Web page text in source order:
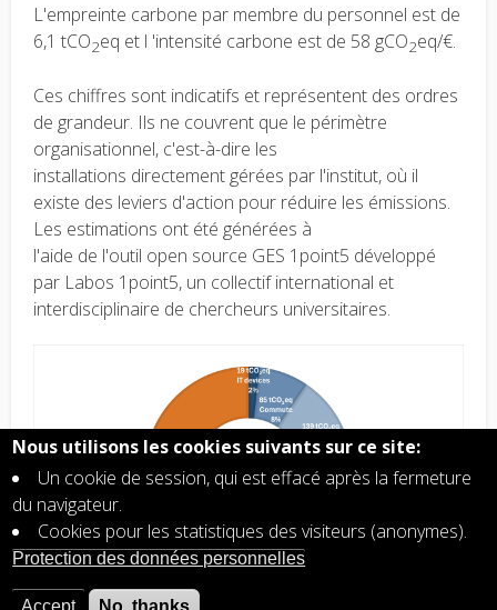
L'empreinte carbone par membre du personnel est de
6,1 tCO2eq et l 'intensité carbone est de 58 gCO2eq/€.
Ces chiffres sont indicatifs et représentent des ordres
de grandeur. Ils ne couvrent que le périmètre
organisationnel, c'est-à-dire les
installations directement gérées par l'institut, où il
existe des leviers d'action pour réduire les émissions.
Les estimations ont été générées à
l'aide de l'outil open source GES 1point5 développé
par Labos 1point5, un collectif international et
interdisciplinaire de chercheurs universitaires.
Nous utilisons les cookies suivants sur ce site:
Un cookie de session, qui est effacé après la fermeture
du navigateur.
Cookies pour les statistiques des visiteurs (anonymes).
Protection des données personnelles
Accept No, thanks